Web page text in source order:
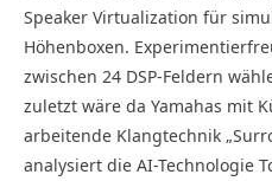
Speaker Virtualization für
Höhenboxen.
zwischen 24 DSP-Feldern
zuletzt wäre da Yamahas mit
arbeitende Klangtechnik
analysiert die AI-Technologie